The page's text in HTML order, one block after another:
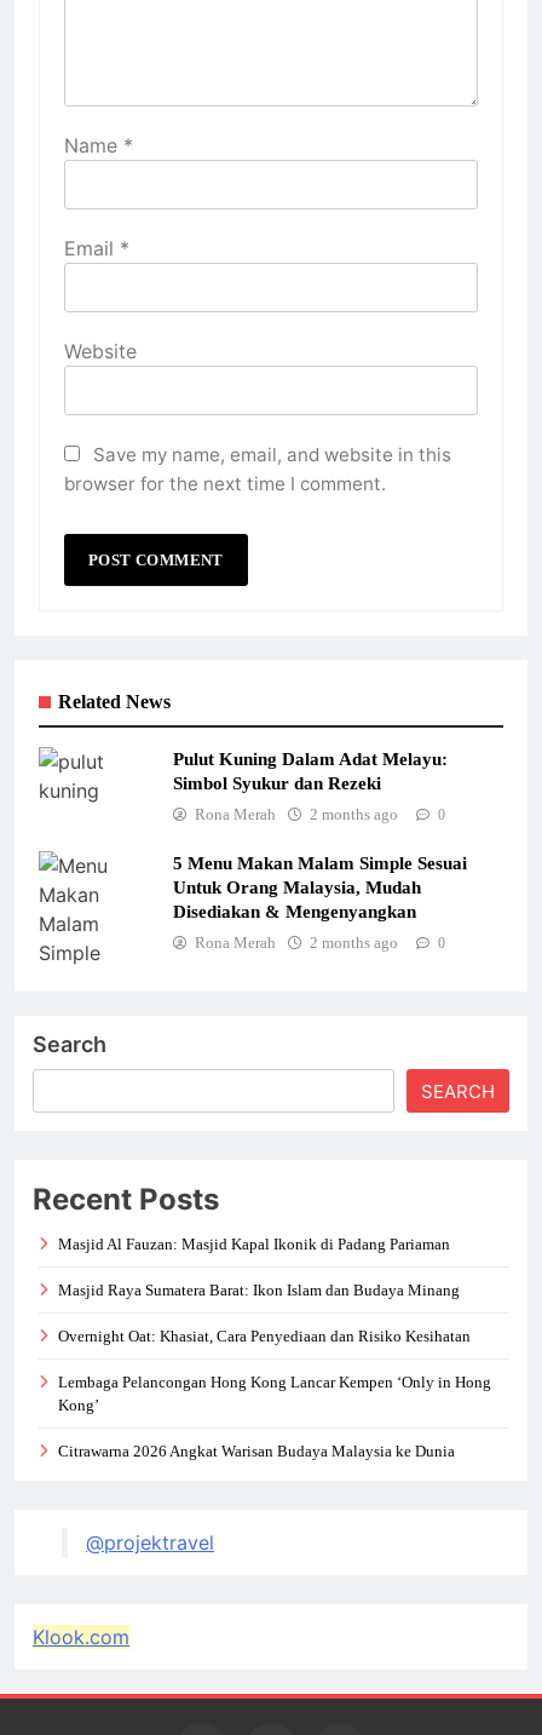
Name *
Email *
Website
Save my name, email, and website in this
browser for the next time I comment.
Related News
Pulut Kuning Dalam Adat Melayu:
Simbol Syukur dan Rezeki
Rona Merah 2 months ago 0
5 Menu Makan Malam Simple Sesuai
Untuk Orang Malaysia, Mudah
Disediakan & Mengenyangkan
Rona Merah 2 months ago 0
Search
SEARCH
Recent Posts
Masjid Al Fauzan: Masjid Kapal Ikonik di Padang Pariaman
Masjid Raya Sumatera Barat: Ikon Islam dan Budaya Minang
Overnight Oat: Khasiat, Cara Penyediaan dan Risiko Kesihatan
Lembaga Pelancongan Hong Kong Lancar Kempen ‘Only in Hong
Kong’
Citrawarna 2026 Angkat Warisan Budaya Malaysia ke Dunia
@projektravel
Klook.com